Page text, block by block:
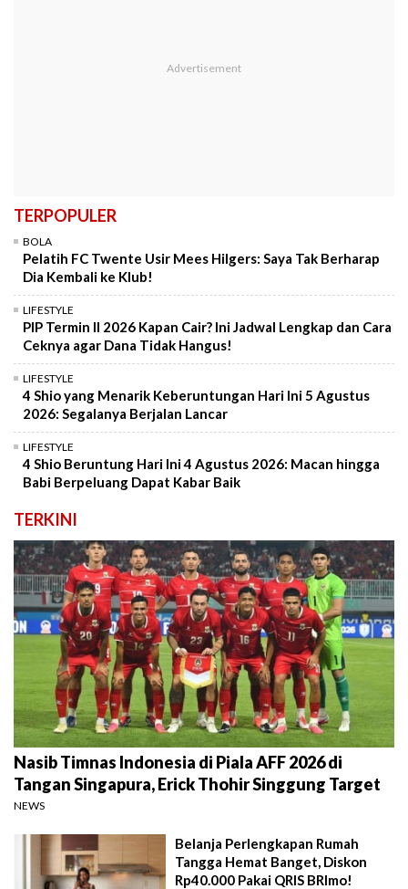
TERPOPULER
BOLA
Pelatih FC Twente Usir Mees Hilgers: Saya Tak Berharap
Dia Kembali ke Klub!
LIFESTYLE
PIP Termin II 2026 Kapan Cair? Ini Jadwal Lengkap dan Cara
Ceknya agar Dana Tidak Hangus!
LIFESTYLE
4 Shio yang Menarik Keberuntungan Hari Ini 5 Agustus
2026: Segalanya Berjalan Lancar
LIFESTYLE
4 Shio Beruntung Hari Ini 4 Agustus 2026: Macan hingga
Babi Berpeluang Dapat Kabar Baik
TERKINI
Nasib Timnas Indonesia di Piala AFF 2026 di
Tangan Singapura, Erick Thohir Singgung Target
NEWS
Belanja Perlengkapan Rumah
Tangga Hemat Banget, Diskon
Rp40.000 Pakai QRIS BRImo!